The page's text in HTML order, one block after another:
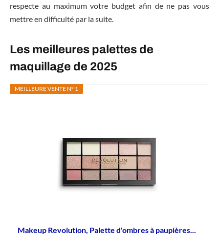
respecte au maximum votre budget afin de ne pas vous
mettre en difficulté par la suite.
Les meilleures palettes de
maquillage de 2025
MEILLEURE VENTE N° 1
Makeup Revolution, Palette d'ombres à paupières...